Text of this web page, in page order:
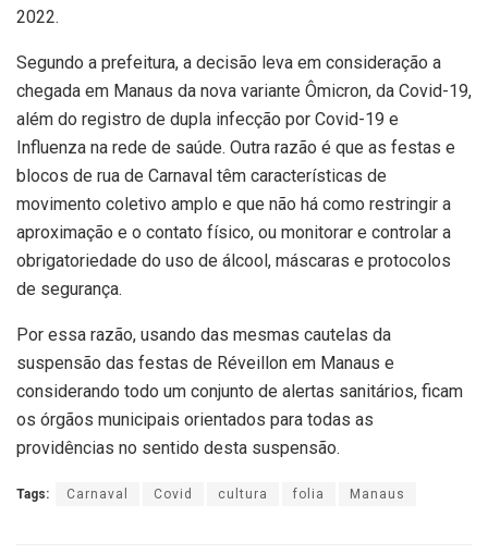
2022.
Segundo a prefeitura, a decisão leva em consideração a
chegada em Manaus da nova variante Ômicron, da Covid-19,
além do registro de dupla infecção por Covid-19 e
Influenza na rede de saúde. Outra razão é que as festas e
blocos de rua de Carnaval têm características de
movimento coletivo amplo e que não há como restringir a
aproximação e o contato físico, ou monitorar e controlar a
obrigatoriedade do uso de álcool, máscaras e protocolos
de segurança.
Por essa razão, usando das mesmas cautelas da
suspensão das festas de Réveillon em Manaus e
considerando todo um conjunto de alertas sanitários, ficam
os órgãos municipais orientados para todas as
providências no sentido desta suspensão.
Tags: Carnaval Covid cultura folia Manaus